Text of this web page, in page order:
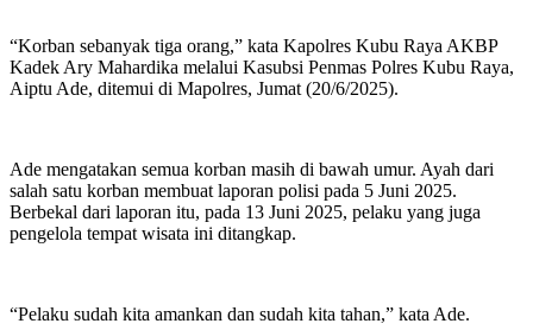
“Korban sebanyak tiga orang,” kata Kapolres Kubu Raya AKBP
Kadek Ary Mahardika melalui Kasubsi Penmas Polres Kubu Raya,
Aiptu Ade, ditemui di Mapolres, Jumat (20/6/2025).
Ade mengatakan semua korban masih di bawah umur. Ayah dari
salah satu korban membuat laporan polisi pada 5 Juni 2025.
Berbekal dari laporan itu, pada 13 Juni 2025, pelaku yang juga
pengelola tempat wisata ini ditangkap.
“Pelaku sudah kita amankan dan sudah kita tahan,” kata Ade.